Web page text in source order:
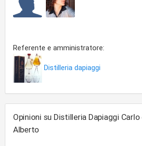
Referente e amministratore:
Distilleria dapiaggi
Opinioni su Distilleria Dapiaggi
Alberto